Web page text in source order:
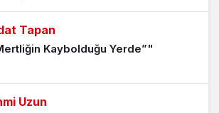
her mikrofona konuşmayın…
Tapan
Kaybolduğu Yerde”"
Uzun